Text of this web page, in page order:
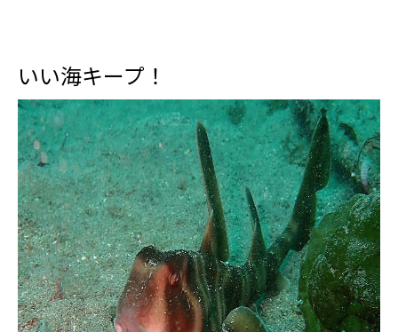
いい海キープ！